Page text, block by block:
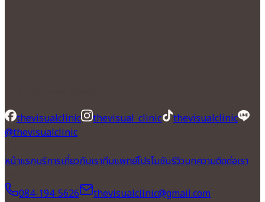
thevisualclinic
thevisual_clinic
thevisualclinic
@thevisualclinic
หน้าแรกบริการเกี่ยวกับเราทีมแพทย์โปรโมชันรีวิวบทความติดต่อเรา
084-194-5626
thevisualclinic@gmail.com